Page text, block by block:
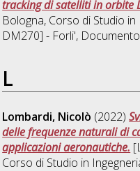
tracking di satelliti in orbite
Bologna, Corso di Studio in
DM270] - Forli',
L
Lombardi, Nicolò (2022)
delle frequenze naturali di
applicazioni aeronautiche.
Corso di Studio in